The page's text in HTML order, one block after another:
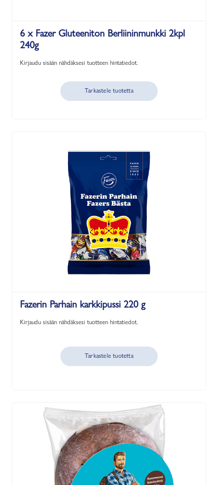
6 x Fazer Gluteeniton Berliininmunkki 2kpl
240g
Kirjaudu sisään nähdäksesi tuotteen hintatiedot.
Tarkastele tuotetta
Fazerin Parhain karkkipussi 220 g
Kirjaudu sisään nähdäksesi tuotteen hintatiedot.
Tarkastele tuotetta